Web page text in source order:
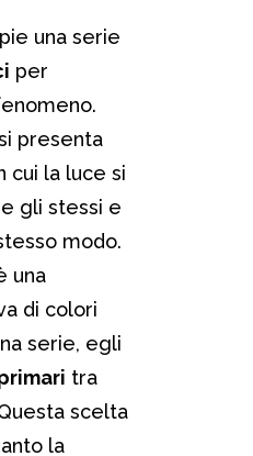
una serie
per
presenta
cui la luce si
gli stessi e
modo.
una
di colori
serie, egli
tra
scelta
la